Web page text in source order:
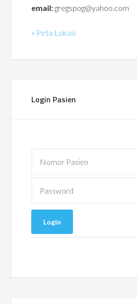
email:gregspog@yahoo.com
» Peta Lokasi
Login Pasien